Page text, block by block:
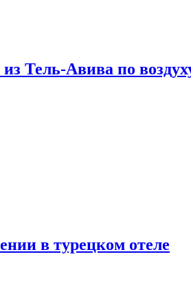
Тель-Авива по
в турецком отеле